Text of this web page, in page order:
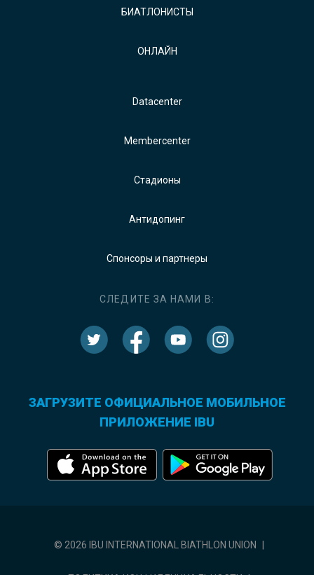
БИАТЛОНИСТЫ
ОНЛАЙН
Datacenter
Membercenter
Стадионы
Антидопинг
Спонсоры и партнеры
СЛЕДИТЕ ЗА НАМИ В:
ЗАГРУЗИТЕ ОФИЦИАЛЬНОЕ МОБИЛЬНОЕ
ПРИЛОЖЕНИЕ IBU
© 2026 IBU INTERNATIONAL BIATHLON UNION